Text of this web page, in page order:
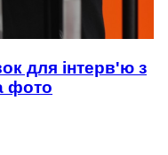
для інтерв'ю з
фото